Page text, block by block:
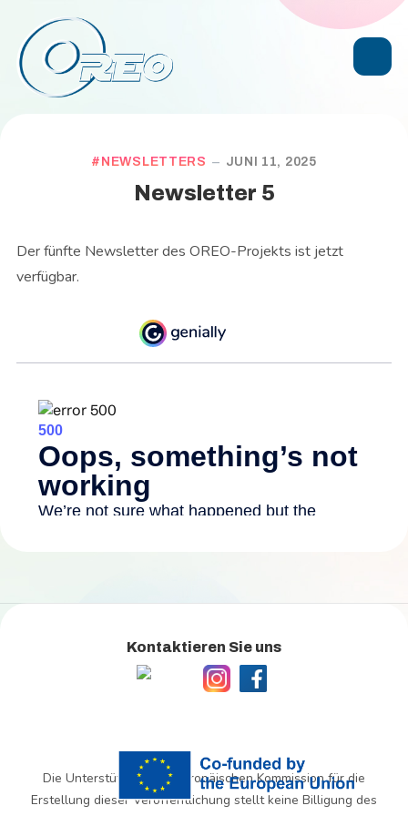
NEWSLETTERS JUNI 11, 2025
Newsletter 5
Der fünfte Newsletter des OREO-Projekts ist jetzt
verfügbar.
Kontaktieren Sie uns
Die Unterstützung der Europäischen Kommission für die
Erstellung dieser Veröffentlichung stellt keine Billigung des